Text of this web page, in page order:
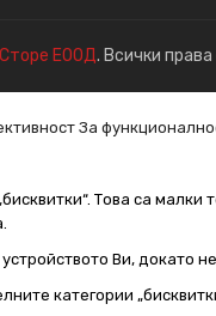
ЕООД. Всички
За
Това са
устройството Ви,
категории